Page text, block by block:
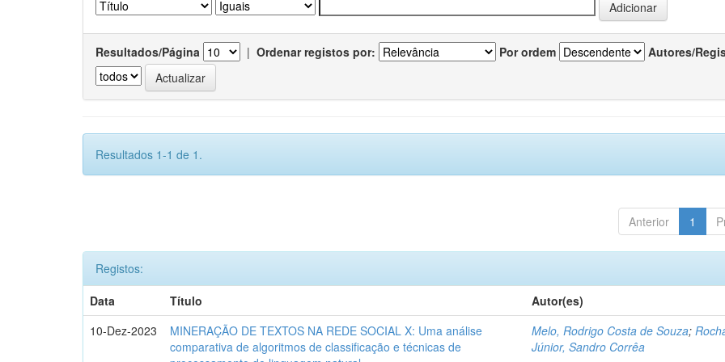
Resultados/Página | Ordenar registos por: Por ordem Autores/
Resultados 1-1 de 1.
Anterior 1
Registos:
Data
Título
Autor(es)
10-Dez-2023
MINERAÇÃO DE TEXTOS NA REDE SOCIAL X: Uma análise
comparativa de algoritmos de classificação e técnicas de
Melo, Rodrigo Costa de Souza;
Júnior, Sandro Corrêa